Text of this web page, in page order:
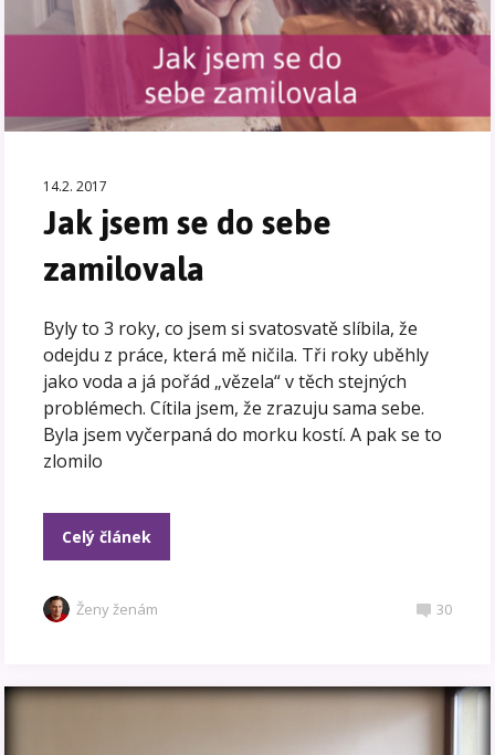
14.2. 2017
Jak jsem se do sebe
zamilovala
Byly to 3 roky, co jsem si svatosvatě slíbila, že
odejdu z práce, která mě ničila. Tři roky uběhly
jako voda a já pořád „vězela“ v těch stejných
problémech. Cítila jsem, že zrazuju sama sebe.
Byla jsem vyčerpaná do morku kostí. A pak se to
zlomilo
Celý článek
Ženy ženám 30